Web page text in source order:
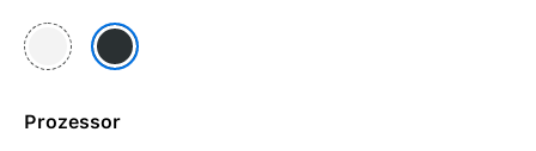
Silber Space Schwarz
Prozessor